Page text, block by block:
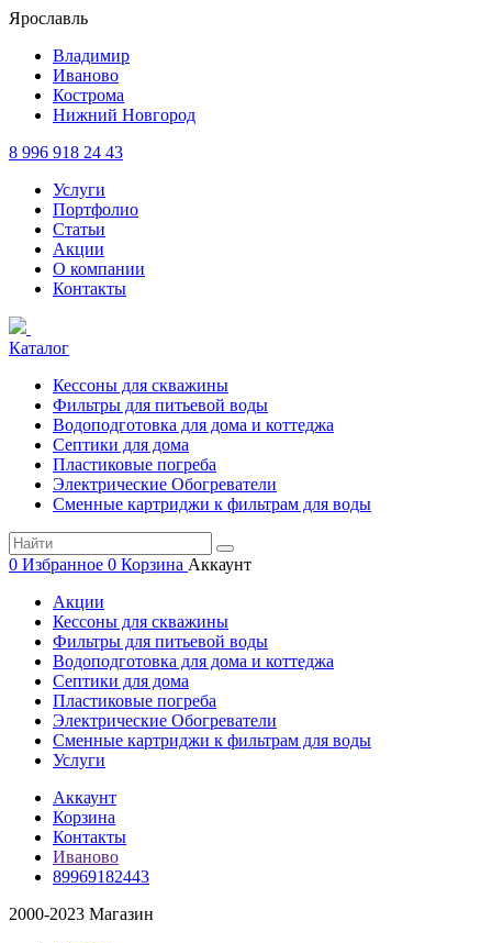
Ярославль
Владимир
Иваново
Кострома
Нижний Новгород
8 996 918 24 43
Услуги
Портфолио
Статьи
Акции
О компании
Контакты
Каталог
Кессоны для скважины
Фильтры для питьевой воды
Водоподготовка для дома и коттеджа
Септики для дома
Пластиковые погреба
Электрические Обогреватели
Сменные картриджи к фильтрам для воды
0 Избранное 0 Корзина Аккаунт
Акции
Кессоны для скважины
Фильтры для питьевой воды
Водоподготовка для дома и коттеджа
Септики для дома
Пластиковые погреба
Электрические Обогреватели
Сменные картриджи к фильтрам для воды
Услуги
Аккаунт
Корзина
Контакты
Иваново
89969182443
2000-2023 Магазин